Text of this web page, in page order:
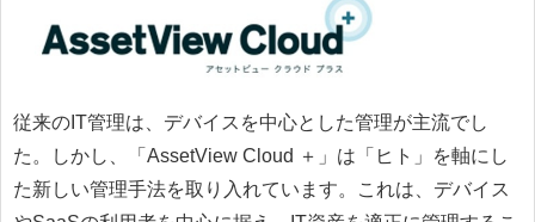
従来のIT管理は、デバイスを中心とした管理が主流でし
た。しかし、「AssetView Cloud ＋」は「ヒト」を軸にし
た新しい管理手法を取り入れています。これは、デバイス